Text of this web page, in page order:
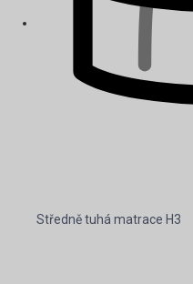
Středně tuhá matrace H3